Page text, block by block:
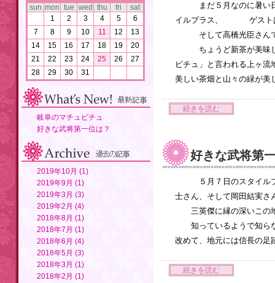
まだ５月なのに暑い
イルプラス、 ゲストは
そして高橋光臣さん
ちょうど新茶が美味
ピチュ」と言われる上
美しい茶畑と山々の緑が美
続きを読む
好きな武将第
５月７日のスタイル
士さん、そして岡田結実
三英傑に縁の深いこの
知っているようで知ら
改めて、地元には信長の
続きを読む
sun mon tue wed thu fri
sat
1
2 3 4 5
6
7
8 9 10 11 12
13
14
15 16 17 18 19
20
21
22 23 24 25 26
27
28
29 30 31
岐阜のマチュピチュ
好きな武将第一位は？
2019年10月 (1)
2019年9月 (1)
2019年3月 (3)
2019年2月 (4)
2018年8月 (1)
2018年7月 (1)
2018年6月 (4)
2018年5月 (3)
2018年3月 (1)
2018年2月 (1)